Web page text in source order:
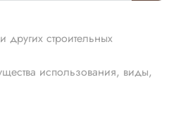
других строительных
использования, виды,